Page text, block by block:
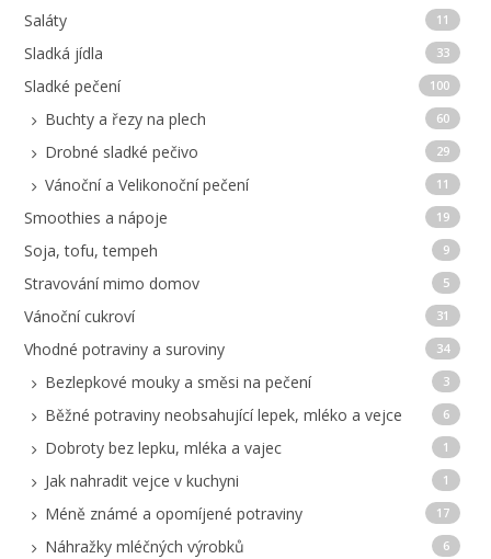
Saláty 11
Sladká jídla 33
Sladké pečení 100
Buchty a řezy na plech 60
Drobné sladké pečivo 29
Vánoční a Velikonoční pečení 11
Smoothies a nápoje 19
Soja, tofu, tempeh 9
Stravování mimo domov 5
Vánoční cukroví 31
Vhodné potraviny a suroviny 34
Bezlepkové mouky a směsi na pečení 3
Běžné potraviny neobsahující lepek, mléko a vejce 6
Dobroty bez lepku, mléka a vajec 1
Jak nahradit vejce v kuchyni 1
Méně známé a opomíjené potraviny 17
Náhražky mléčných výrobků 6